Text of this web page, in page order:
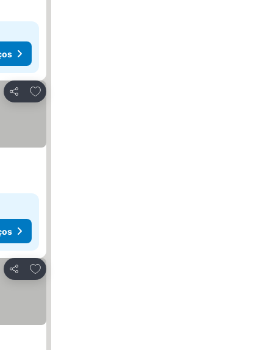
Partilhar
Adicionar aos favoritos
Partilhar
Adicionar aos favoritos